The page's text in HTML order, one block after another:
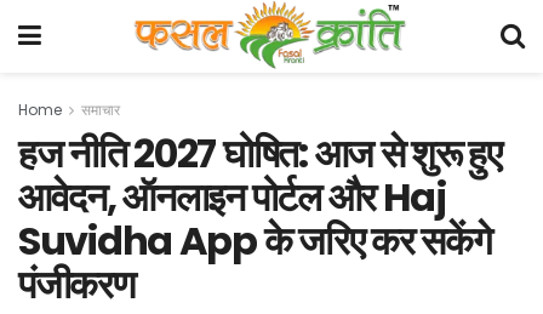
Home समाचार
हज नीति 2027 घोषित: आज से शुरू हुए
आवेदन, ऑनलाइन पोर्टल और Haj
Suvidha App के जरिए कर सकेंगे
पंजीकरण